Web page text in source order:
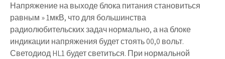
Напряжение на выходе блока питания становиться
равным » 1мкВ, что для большинства
радиолюбительских задач нормально, а на блоке
индикации напряжения будет стоять 00,0 вольт.
Светодиод HL1 будет светиться. При нормальной